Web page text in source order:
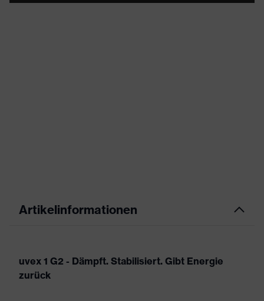
Artikelinformationen
uvex 1 G2 - Dämpft. Stabilisiert. Gibt Energie
zurück